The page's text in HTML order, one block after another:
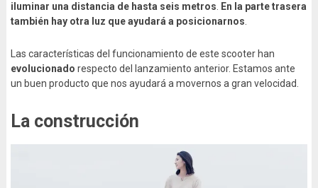
iluminar una distancia de hasta seis metros. En la parte trasera
también hay otra luz que ayudará a posicionarnos.
Las características del funcionamiento de este scooter han
evolucionado respecto del lanzamiento anterior. Estamos ante
un buen producto que nos ayudará a movernos a gran velocidad.
La construcción